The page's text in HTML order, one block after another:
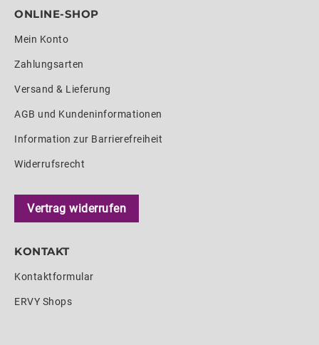
ONLINE-SHOP
Mein Konto
Zahlungsarten
Versand & Lieferung
AGB und Kundeninformationen
Information zur Barrierefreiheit
Widerrufsrecht
Vertrag widerrufen
KONTAKT
Kontaktformular
ERVY Shops